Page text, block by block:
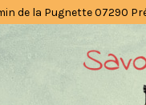
de la Pugnette 07290